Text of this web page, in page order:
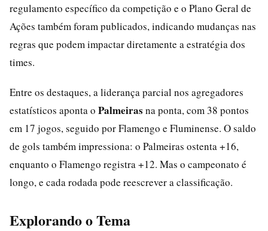
regulamento específico da competição e o Plano Geral de
Ações também foram publicados, indicando mudanças nas
regras que podem impactar diretamente a estratégia dos
times.
Entre os destaques, a liderança parcial nos agregadores
estatísticos aponta o Palmeiras na ponta, com 38 pontos
em 17 jogos, seguido por Flamengo e Fluminense. O saldo
de gols também impressiona: o Palmeiras ostenta +16,
enquanto o Flamengo registra +12. Mas o campeonato é
longo, e cada rodada pode reescrever a classificação.
Explorando o Tema